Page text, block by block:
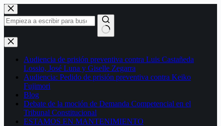
Saltar
al
contenido
Sin
resultados
Audiencia de prisión preventiva contra Luis Castañeda
Lossio, José Luna y Giselle Zegarra
Audiencia: Pedido de prisión preventiva contra Keiko
Fujimori
Blog
Debate de la moción de Demanda Competencial en el
Tribunal Constitucional
ESTAMOS EN MANTENIMIENTO